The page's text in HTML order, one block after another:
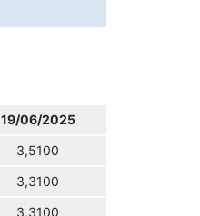
19/06/2025
3,5100
3,3100
3,3100